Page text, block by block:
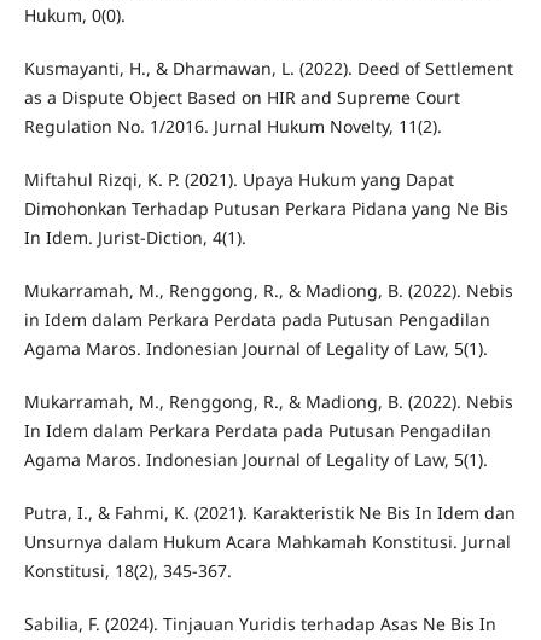
Hukum, 0(0).
Kusmayanti, H., & Dharmawan, L. (2022). Deed of Settlement
as a Dispute Object Based on HIR and Supreme Court
Regulation No. 1/2016. Jurnal Hukum Novelty, 11(2).
Miftahul Rizqi, K. P. (2021). Upaya Hukum yang Dapat
Dimohonkan Terhadap Putusan Perkara Pidana yang Ne Bis
In Idem. Jurist-Diction, 4(1).
Mukarramah, M., Renggong, R., & Madiong, B. (2022). Nebis
in Idem dalam Perkara Perdata pada Putusan Pengadilan
Agama Maros. Indonesian Journal of Legality of Law, 5(1).
Mukarramah, M., Renggong, R., & Madiong, B. (2022). Nebis
In Idem dalam Perkara Perdata pada Putusan Pengadilan
Agama Maros. Indonesian Journal of Legality of Law, 5(1).
Putra, I., & Fahmi, K. (2021). Karakteristik Ne Bis In Idem dan
Unsurnya dalam Hukum Acara Mahkamah Konstitusi. Jurnal
Konstitusi, 18(2), 345-367.
Sabilia, F. (2024). Tinjauan Yuridis terhadap Asas Ne Bis In